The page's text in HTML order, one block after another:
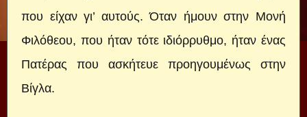
που είχαν γι’ αυτούς. Όταν ήμουν στην Μονή
Φιλόθεου, που ήταν τότε ιδιόρρυθμο, ήταν ένας
Πατέρας που ασκήτευε προηγουμένως στην
Βίγλα.